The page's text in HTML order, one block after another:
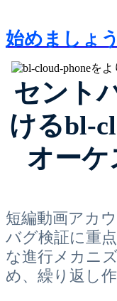
始めましょう
セント
けるbl-
オーケ
短編動画アカ
バグ検証に重
な進行メカニ
め、繰り返し